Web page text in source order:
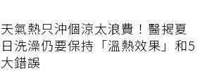
天氣熱只沖個涼太浪費！醫揭夏
日洗澡仍要保持「溫熱效果」和5
大錯誤